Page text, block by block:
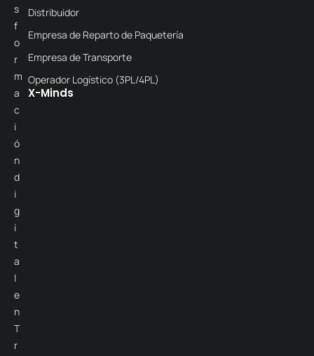
s
f
o
r
m
a
c
i
ó
n
d
i
g
i
t
a
l
e
n
T
r
Distribuidor
Empresa de Reparto de Paquetería
Empresa de Transporte
Operador Logístico (3PL/4PL)
X-Minds